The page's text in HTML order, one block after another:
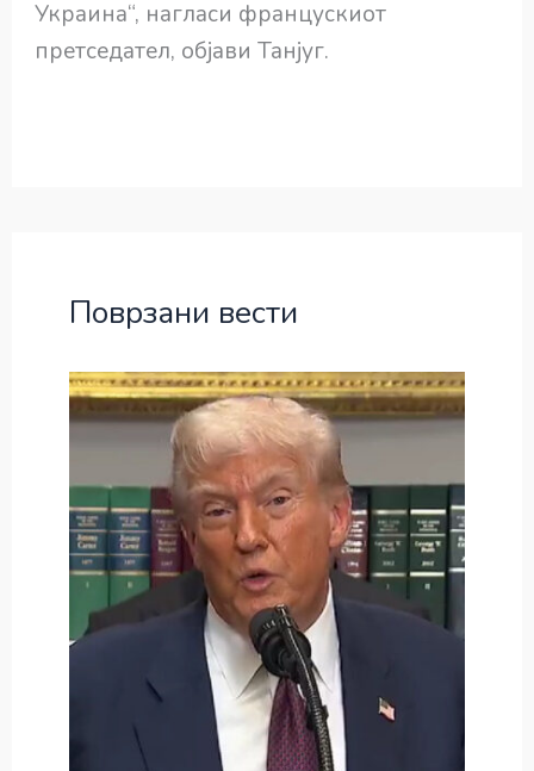
Украина“, нагласи францускиот
претседател, објави Танјуг.
Поврзани вести